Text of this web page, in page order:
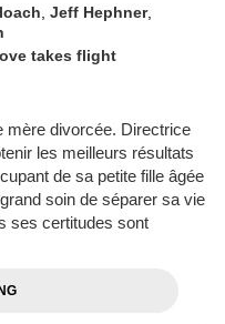
,Jeff Hephner,
takes flight
mère divorcée. Directrice
les meilleurs résultats
de sa petite fille âgée
soin de séparer sa vie
ses certitudes sont